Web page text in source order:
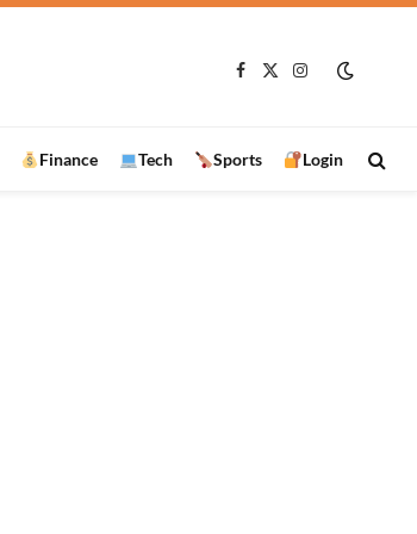
Facebook
X
Instagram
Finance Tech Sports Login